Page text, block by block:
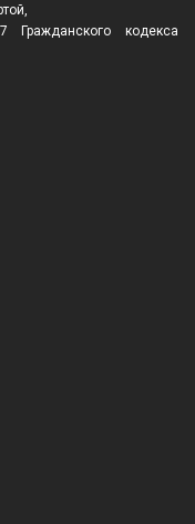
Гражданского кодекса